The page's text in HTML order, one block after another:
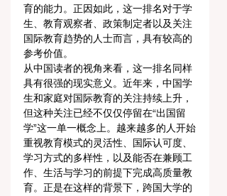
育的能力。正因如此，这一排名对于学
生、教育观察者、政策制定者以及关注
国际教育趋势的人士而言，具有较高的
参考价值。
从中国读者的视角来看，这一排名同样
具有很强的现实意义。近年来，中国学
生和家庭对国际教育的关注持续上升，
但这种关注已经不仅仅停留在“出国留
学”这一单一概念上。越来越多的人开始
重视教育模式的灵活性、国际认可度、
学习方式的多样性，以及能否在兼顾工
作、生活与学习的前提下完成高质量教
育。正是在这样的背景下，跨国大学的